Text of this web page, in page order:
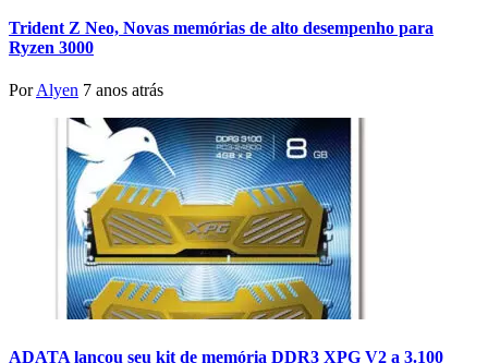
Trident Z Neo, Novas memórias de alto desempenho para
Ryzen 3000
PorAlyen 7 anos atrás
ADATA lançou seu kit de memória DDR3 XPG V2 a 3.100